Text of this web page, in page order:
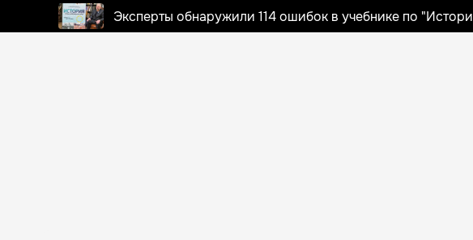
Эксперты обнаружили 114 ошибок в учебнике по